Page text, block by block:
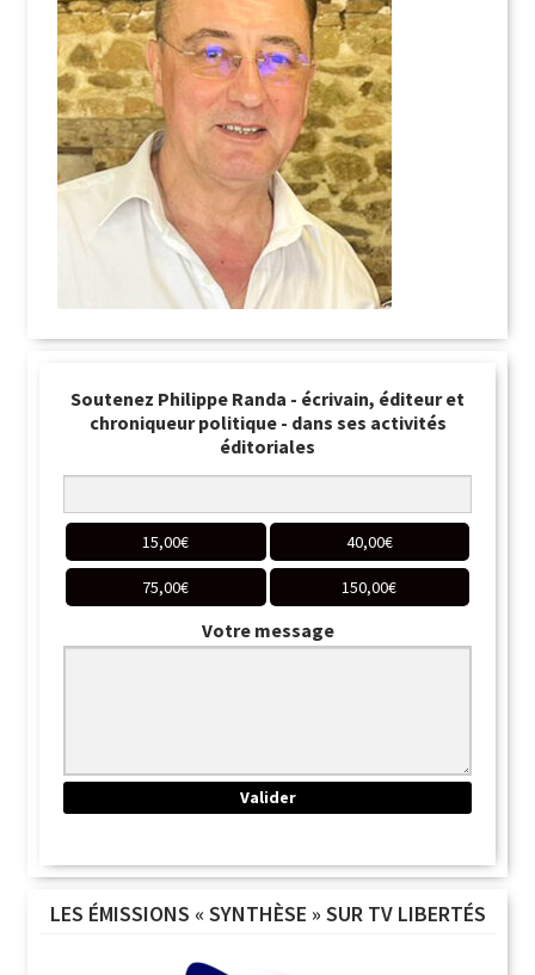
Soutenez Philippe Randa - écrivain, éditeur et
chroniqueur politique - dans ses activités
éditoriales
15,00€ 40,00€
75,00€ 150,00€
Votre message
LES ÉMISSIONS « SYNTHÈSE » SUR TV LIBERTÉS